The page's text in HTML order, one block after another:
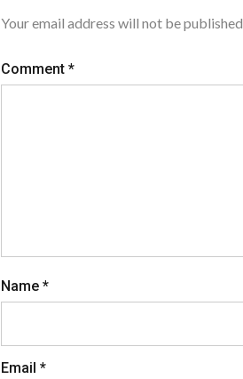
Your email address will not be published.
Comment *
Name *
Email *